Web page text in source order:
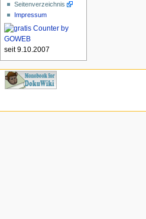
Seitenverzeichnis
Impressum
seit 9.10.2007